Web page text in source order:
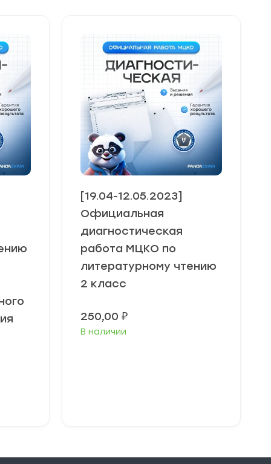
[19.04-12.05.2023]
Официальная
диагностическая
работа МЦКО по
литературному чтению
2 класс
250,00 ₽
В наличии